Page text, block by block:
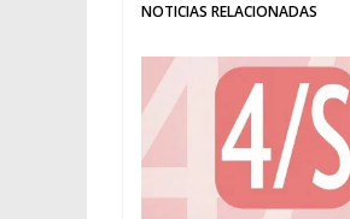
NOTICIAS RELACIONADAS